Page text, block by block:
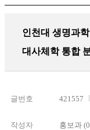
인천대 생명과
대사체학 통합
글번호 421557
작성자 홍보과